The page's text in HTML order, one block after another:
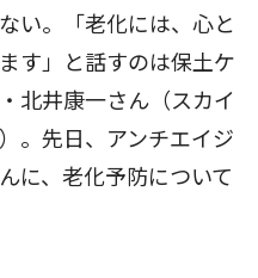
い。「老化には、心と
す」と話すのは保土ケ
北井康一さん（スカイ
。先日、アンチエイジ
に、老化予防について